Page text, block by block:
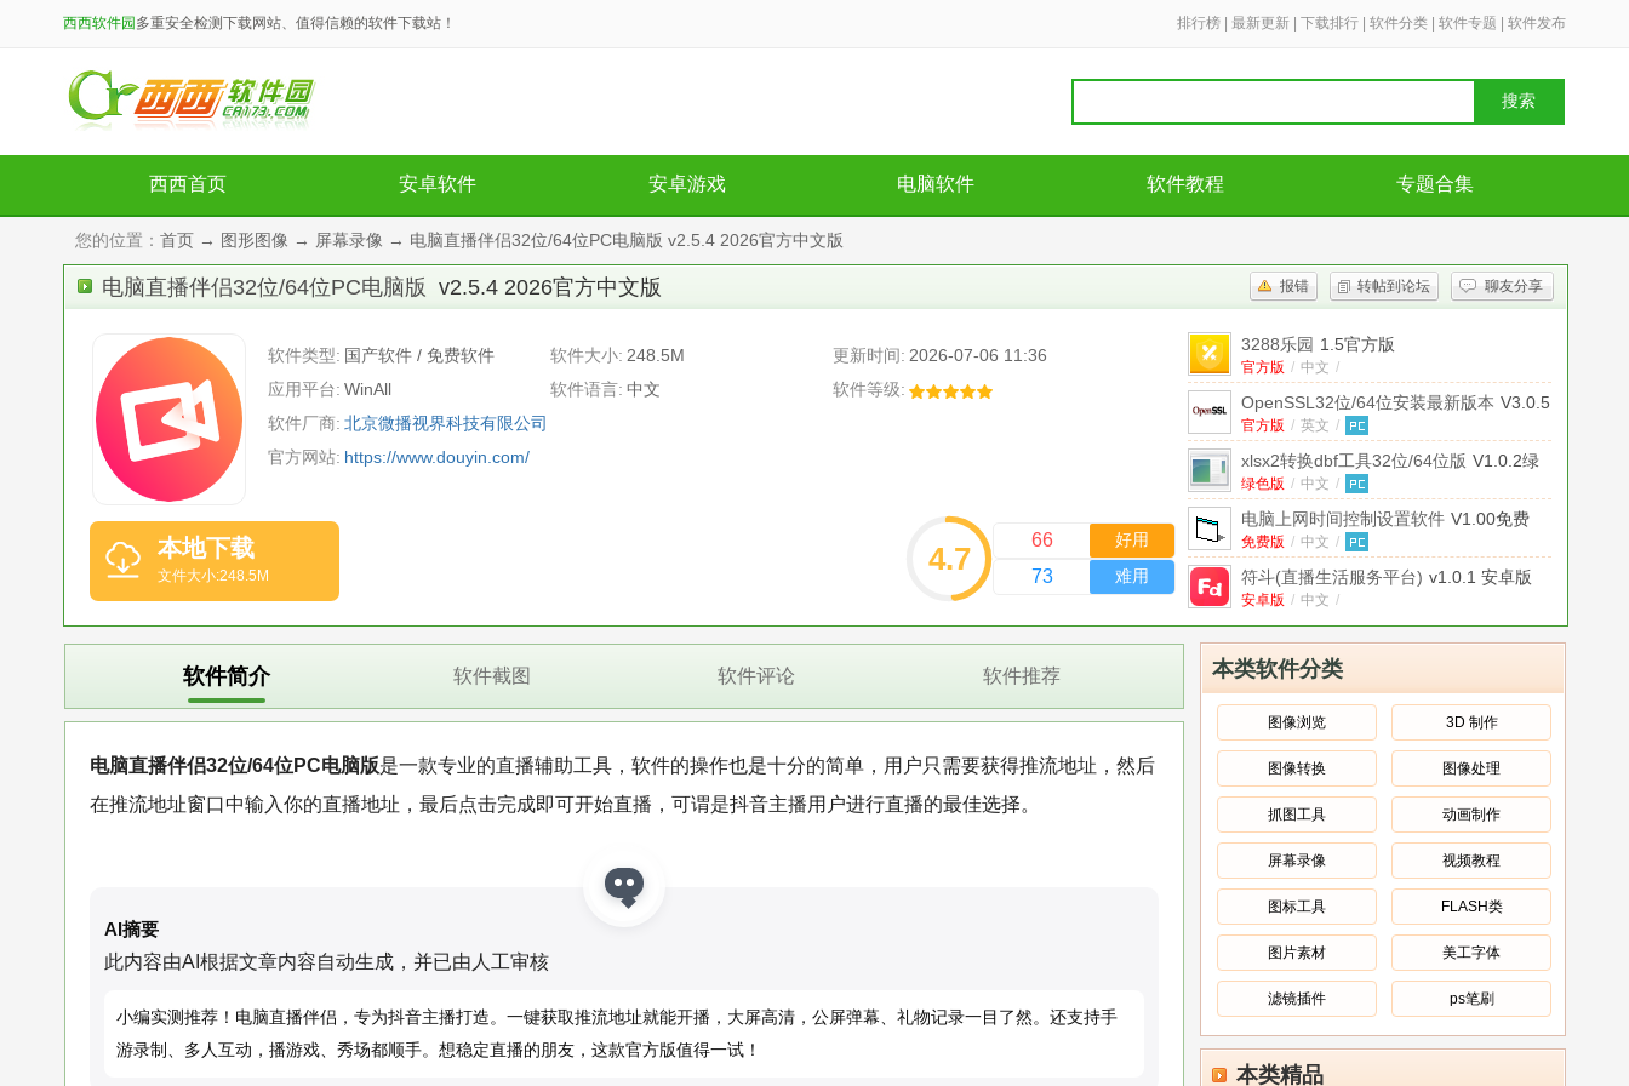
西西软件园 多重安全检测下载网站、值得信赖的软件下载站！ 排行榜 最新更新 下载排行 软件分类 软件专题 软件发布
搜索
西西首页 安卓软件 安卓游戏 电脑软件 软件教程 专题合集
您的位置： 首页 → 图形图像 → 屏幕录像 → 电脑直播伴侣32位/64位PC电脑版 v2.5.4 2026官方中文版
电脑直播伴侣32位/64位PC电脑版 v2.5.4 2026官方中文版 报错 转帖到论坛 聊友分享
软件类型: 国产软件 / 免费软件 软件大小: 248.5M 更新时间: 2026-07-06 11:36
应用平台: WinAll 软件语言: 中文
软件等级:
软件厂商: 北京微播视界科技有限公司
官方网站: https://www.douyin.com/
本地下载
文件大小:248.5M 4.7
66 好用
73 难用
3288乐园 1.5官方版
官方版 / 中文 /
OpenSSL32位/64位安装最新版本 V3.0.5
官方版
官方版 / 英文 /
xlsx2转换dbf工具32位/64位版 V1.0.2绿
色版
绿色版 / 中文 /
电脑上网时间控制设置软件 V1.00免费
版
免费版 / 中文 /
符斗(直播生活服务平台) v1.0.1 安卓版
安卓版 / 中文 /
官方版
官方版 / 英文 /
NewDesk64位绿色电脑版 V1.0.6中文版
中文版 / 中文
爱思远控32位/64位电脑版
(i4Remote)
V1.1.5 2026官方中文版
官方版 / 中文
爱思助手-电脑录屏 V1.0.0.1提取版
中文 /
二次元原神刻晴电脑鼠标指针美化包
色版
绿色版 / 中文 /
本类软件分类
图像浏览 3D 制作
图像转换 图像处理
抓图工具 动画制作
屏幕录像 视频教程
图标工具 FLASH类
图片素材 美工字体
滤镜插件 ps笔刷
本类精品
软件简介 软件截图 软件评论 软件推荐
电脑直播伴侣32位/64位PC电脑版是一款专业的直播辅助工具，软件的操作也是十分的简单，用户只需要获得推流地址，然后
在推流地址窗口中输入你的直播地址，最后点击完成即可开始直播，可谓是抖音主播用户进行直播的最佳选择。
AI摘要
此内容由AI根据文章内容自动生成，并已由人工审核
小编实测推荐！电脑直播伴侣，专为抖音主播打造。一键获取推流地址就能开播，大屏高清，公屏弹幕、礼物记录一目了然。还支持手
游录制、多人互动，播游戏、秀场都顺手。想稳定直播的朋友，这款官方版值得一试！